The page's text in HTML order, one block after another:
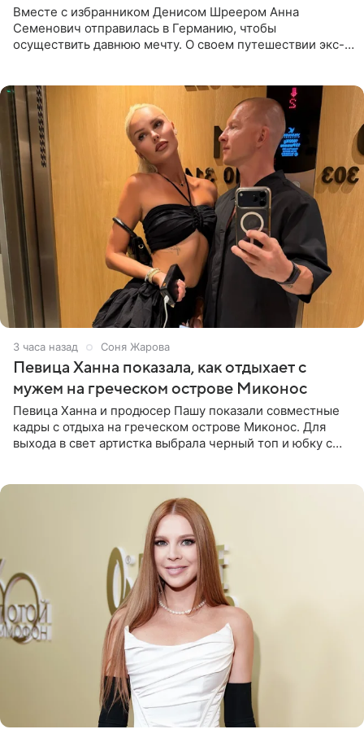
Вместе с избранником Денисом Шреером Анна
Семенович отправилась в Германию, чтобы
осуществить давнюю мечту. О своем путешествии экс-
3 часа назад Соня Жарова
Певица Ханна показала, как отдыхает с
мужем на греческом острове Миконос
Певица Ханна и продюсер Пашу показали совместные
кадры с отдыха на греческом острове Миконос. Для
выхода в свет артистка выбрала черный топ и юбку с